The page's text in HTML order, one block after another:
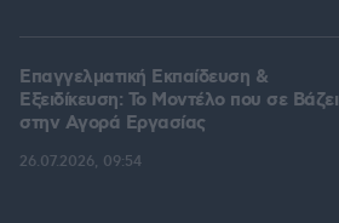
Επαγγελματική Εκπαίδευση &
Εξειδίκευση: Το Mοντέλο που σε Bάζει
στην Aγορά Eργασίας
26.07.2026, 09:54